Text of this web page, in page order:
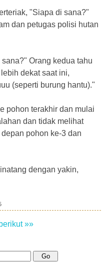
"Siapa di sana?"
dan petugas polisi hutan
Orang kedua tahu
dekat saat ini,
(seperti burung hantu)."
pohon terakhir dan mulai
dan tidak melihat
pohon ke-3 dan
dengan yakin,
berikut »»